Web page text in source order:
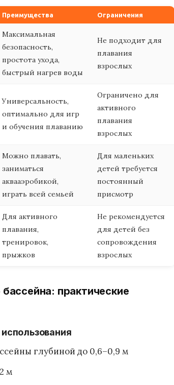
Преимущества Ограничения
Максимальная
безопасность,
простота ухода,
быстрый нагрев воды
Не подходит для
плавания
взрослых
Универсальность,
оптимально для игр
и обучения плаванию
Ограничено для
активного
плавания
взрослых
Можно плавать,
заниматься
аквааэробикой,
играть всей семьей
Для маленьких
детей требуется
постоянный
присмотр
Для активного
плавания,
тренировок,
прыжков
Не рекомендуется
для детей без
сопровождения
взрослых
практические
глубиной до 0,6–0,9 м
м